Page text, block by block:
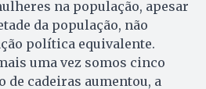
na população, apesar
da população, não
política equivalente.
uma vez somos cinco
de cadeiras aumentou, a